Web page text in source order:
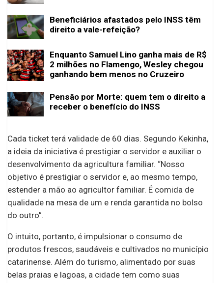
Beneficiários afastados pelo INSS têm
direito a vale-refeição?
Enquanto Samuel Lino ganha mais de R$
2 milhões no Flamengo, Wesley chegou
ganhando bem menos no Cruzeiro
Pensão por Morte: quem tem o direito a
receber o benefício do INSS
Cada ticket terá validade de 60 dias. Segundo Kekinha,
a ideia da iniciativa é prestigiar o servidor e auxiliar o
desenvolvimento da agricultura familiar. “Nosso
objetivo é prestigiar o servidor e, ao mesmo tempo,
estender a mão ao agricultor familiar. É comida de
qualidade na mesa de um e renda garantida no bolso
do outro”.
O intuito, portanto, é impulsionar o consumo de
produtos frescos, saudáveis e cultivados no município
catarinense. Além do turismo, alimentado por suas
belas praias e lagoas, a cidade tem como suas